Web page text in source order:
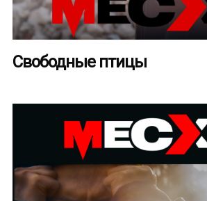
Свободные птицы